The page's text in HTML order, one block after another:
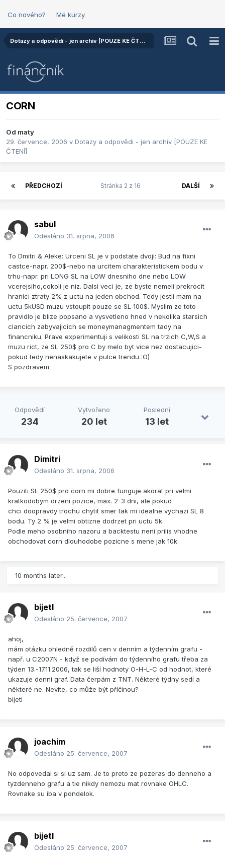
Co nového? Mé kurzy
Dotazy a odpovědi - jen archiv [POUZE KE ČTENÍ]
CORN
Od maty
29. července, 2006 v Dotazy a odpovědi - jen archiv [POUZE KE
ČTENÍ]
PŘEDCHOZÍ DALŠÍ
Stránka 2 z 16
sabul
Odesláno 31. srpna, 2006
To Dmitri & Aleke: Urceni SL je v podstate dvoji: Bud na fixni
castce-napr. 200$-nebo na urcitem charakteristickem bodu v
trhu-napr. pri LONG SL na LOW dnesniho dne nebo LOW
vcerejsiho,cokoli je niz. Dalsi veci je, ze byste nemeli prekrocit
hranici ztraty 2% z uctu na jeden obchod. Tedy jestli mam na
uctu 5kUSD muzu vstoupit pouze se SL 100$. Myslim ze toto
pravidlo je blize popsano a vysvetleno hned v nekolika starsich
clancich zabyvajicich se moneymanagmentem tady na
financniku. Prave experimentuji s velikosti SL na trzich C,W,S a
muzu rict, ze SL 250$ pro C by melo byt vice nez dostacujici-
pokud tedy nenaskakujete v pulce trendu :O)
S pozdravem
Odpovědí
234
Vytvořeno
20 let
Poslední
13 let
Dimitri
Odesláno 31. srpna, 2006
Pouziti SL 250$ pro corn mi dobre funguje akorat pri velmi
kratkodobym drzeni pozice, max. 2-3 dni, ale pokud
chci doopravdy trochu chytit smer tak mi idealne vychazi SL 8
bodu. Ty 2 % je velmi obtizne dodrzet pri uctu 5k.
Podle meho osobniho nazoru a backtestu neni prilis vhodne
obchodovat corn dlouhodobe pozicne s mene jak 10k.
10 months later...
bijetl
Odesláno 25. července, 2007
ahoj,
mám otázku ohledně rozdílů cen v denním a týdenním grafu -
např. u C2007N - když se podívám do týdenního grafu třeba za
týden 13.-17.11.2006, tak se liší hodnoty O-H-L-C od hodnot, které
ukazuje denní graf. Data čerpám z TNT. Některé týdny sedí a
některé ne. Nevíte, co může být příčinou?
bijetl
joachim
Odesláno 25. července, 2007
No odpovedal si si uz sam. Je to preto ze pozeras do denneho a
tyzdenneho grafu a tie nikdy nemozu mat rovnake OHLC.
Rovnake su iba v pondelok.
bijetl
Odesláno 25. července, 2007